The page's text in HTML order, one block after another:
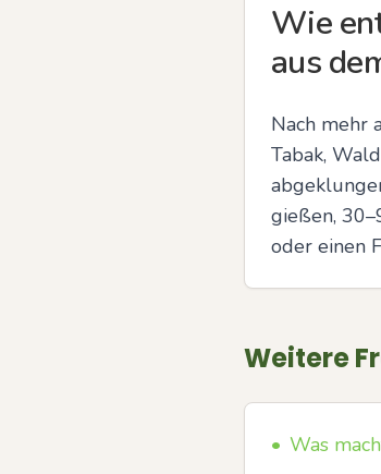
Wie
aus
Nach mehr
Tabak,
gießen,
oder einen
Weitere
• Was